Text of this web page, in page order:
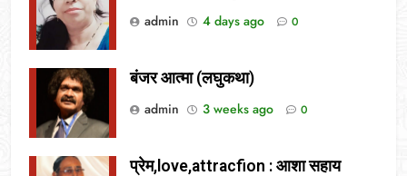
admin
4 days ago 0
बंजर आत्मा (लघुकथा)
admin
3 weeks ago 0
प्रेम,love,attracfion : आशा सहाय